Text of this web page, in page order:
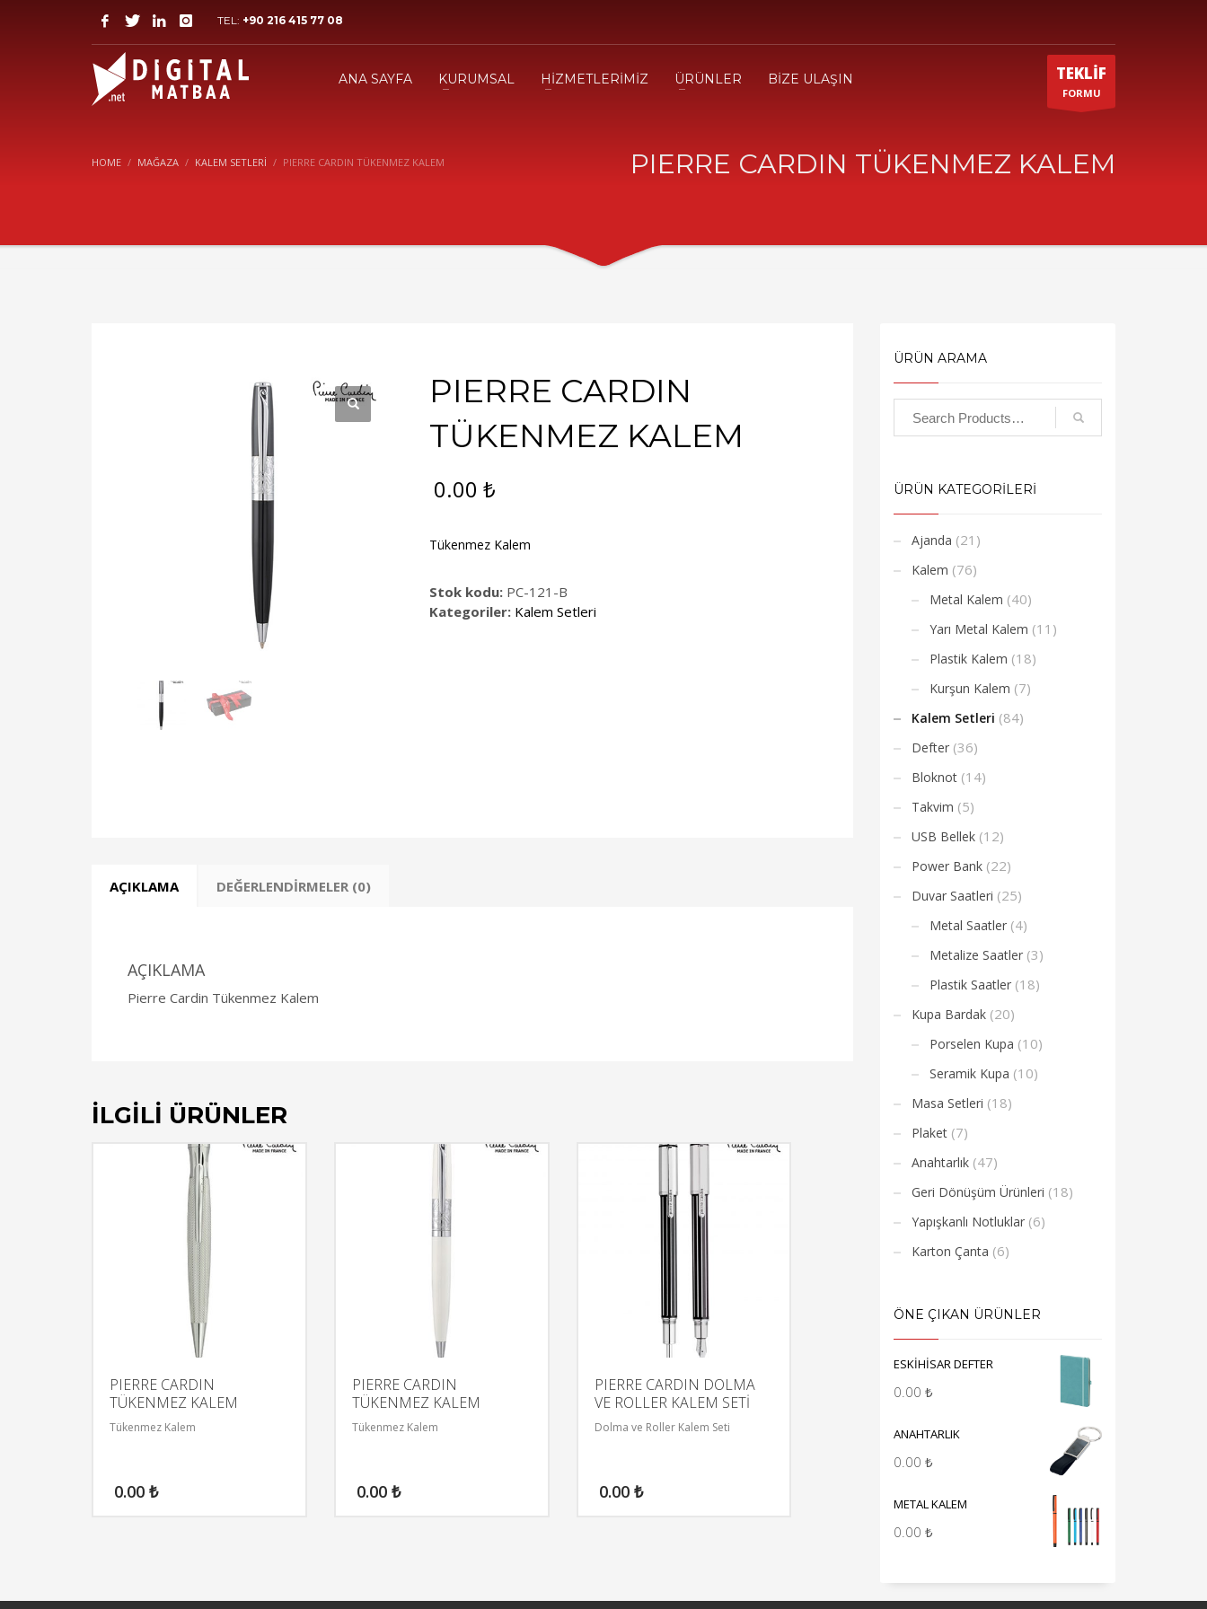
TEL: +90 216 415 77 08
ANA SAYFA KURUMSAL HİZMETLERİMİZ ÜRÜNLER BİZE ULAŞIN TEKLİF
FORMU
HOME MAĞAZA KALEM SETLERI PIERRE CARDIN TÜKENMEZ KALEM PIERRE CARDIN TÜKENMEZ KALEM
PIERRE CARDIN
TÜKENMEZ KALEM
0.00₺
Tükenmez Kalem
Stok kodu: PC-121-B
Kategoriler: Kalem Setleri
AÇIKLAMA DEĞERLENDIRMELER (0)
AÇIKLAMA
Pierre Cardin Tükenmez Kalem
İLGILI ÜRÜNLER
PIERRE CARDIN
TÜKENMEZ KALEM
Tükenmez Kalem
0.00 ₺
PIERRE CARDIN
TÜKENMEZ KALEM
Tükenmez Kalem
0.00 ₺
PIERRE CARDIN DOLMA
VE ROLLER KALEM SETİ
Dolma ve Roller Kalem Seti
0.00 ₺
ÜRÜN ARAMA
ÜRÜN KATEGORİLERİ
Ajanda (21)
Kalem (76)
Metal Kalem (40)
Yarı Metal Kalem (11)
Plastik Kalem (18)
Kurşun Kalem (7)
Kalem Setleri (84)
Defter (36)
Bloknot (14)
Takvim (5)
USB Bellek (12)
Power Bank (22)
Duvar Saatleri (25)
Metal Saatler (4)
Metalize Saatler (3)
Plastik Saatler (18)
Kupa Bardak (20)
Porselen Kupa (10)
Seramik Kupa (10)
Masa Setleri (18)
Plaket (7)
Anahtarlık (47)
Geri Dönüşüm Ürünleri (18)
Yapışkanlı Notluklar (6)
Karton Çanta (6)
ÖNE ÇIKAN ÜRÜNLER
ESKİHİSAR DEFTER
0.00 ₺
ANAHTARLIK
0.00 ₺
METAL KALEM
0.00 ₺